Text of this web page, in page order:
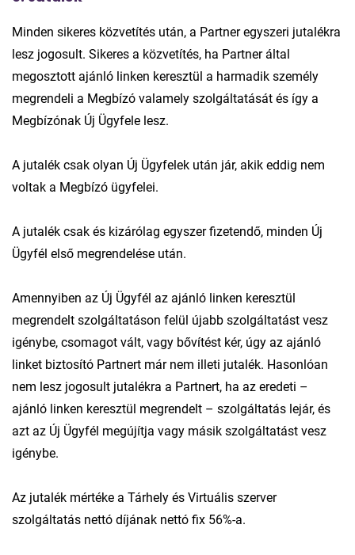
Minden sikeres közvetítés után, a Partner egyszeri jutalékra
lesz jogosult. Sikeres a közvetítés, ha Partner által
megosztott ajánló linken keresztül a harmadik személy
megrendeli a Megbízó valamely szolgáltatását és így a
Megbízónak Új Ügyfele lesz.
A jutalék csak olyan Új Ügyfelek után jár, akik eddig nem
voltak a Megbízó ügyfelei.
A jutalék csak és kizárólag egyszer fizetendő, minden Új
Ügyfél első megrendelése után.
Amennyiben az Új Ügyfél az ajánló linken keresztül
megrendelt szolgáltatáson felül újabb szolgáltatást vesz
igénybe, csomagot vált, vagy bővítést kér, úgy az ajánló
linket biztosító Partnert már nem illeti jutalék. Hasonlóan
nem lesz jogosult jutalékra a Partnert, ha az eredeti –
ajánló linken keresztül megrendelt – szolgáltatás lejár, és
azt az Új Ügyfél megújítja vagy másik szolgáltatást vesz
igénybe.
Az jutalék mértéke a Tárhely és Virtuális szerver
szolgáltatás nettó díjának nettó fix 56%-a.